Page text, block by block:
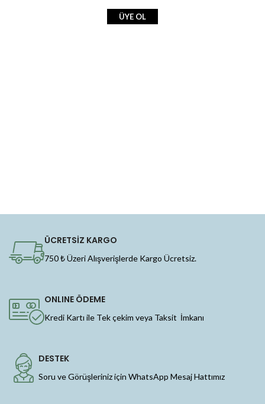
ÜYE OL
ÜCRETSİZ KARGO
750 ₺ Üzeri Alışverişlerde Kargo Ücretsiz.
ONLINE ÖDEME
Kredi Kartı ile Tek çekim veya Taksit İmkanı
DESTEK
Soru ve Görüşleriniz için WhatsApp Mesaj Hattımız